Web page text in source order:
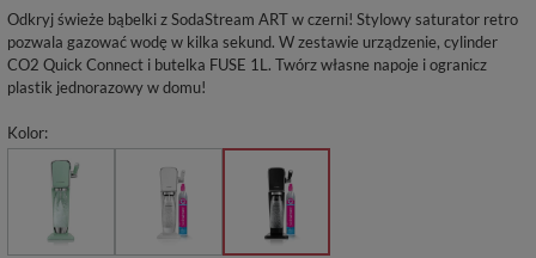
Odkryj świeże bąbelki z SodaStream ART w czerni! Stylowy saturator retro
pozwala gazować wodę w kilka sekund. W zestawie urządzenie, cylinder
CO2 Quick Connect i butelka FUSE 1L. Twórz własne napoje i ogranicz
plastik jednorazowy w domu!
Kolor